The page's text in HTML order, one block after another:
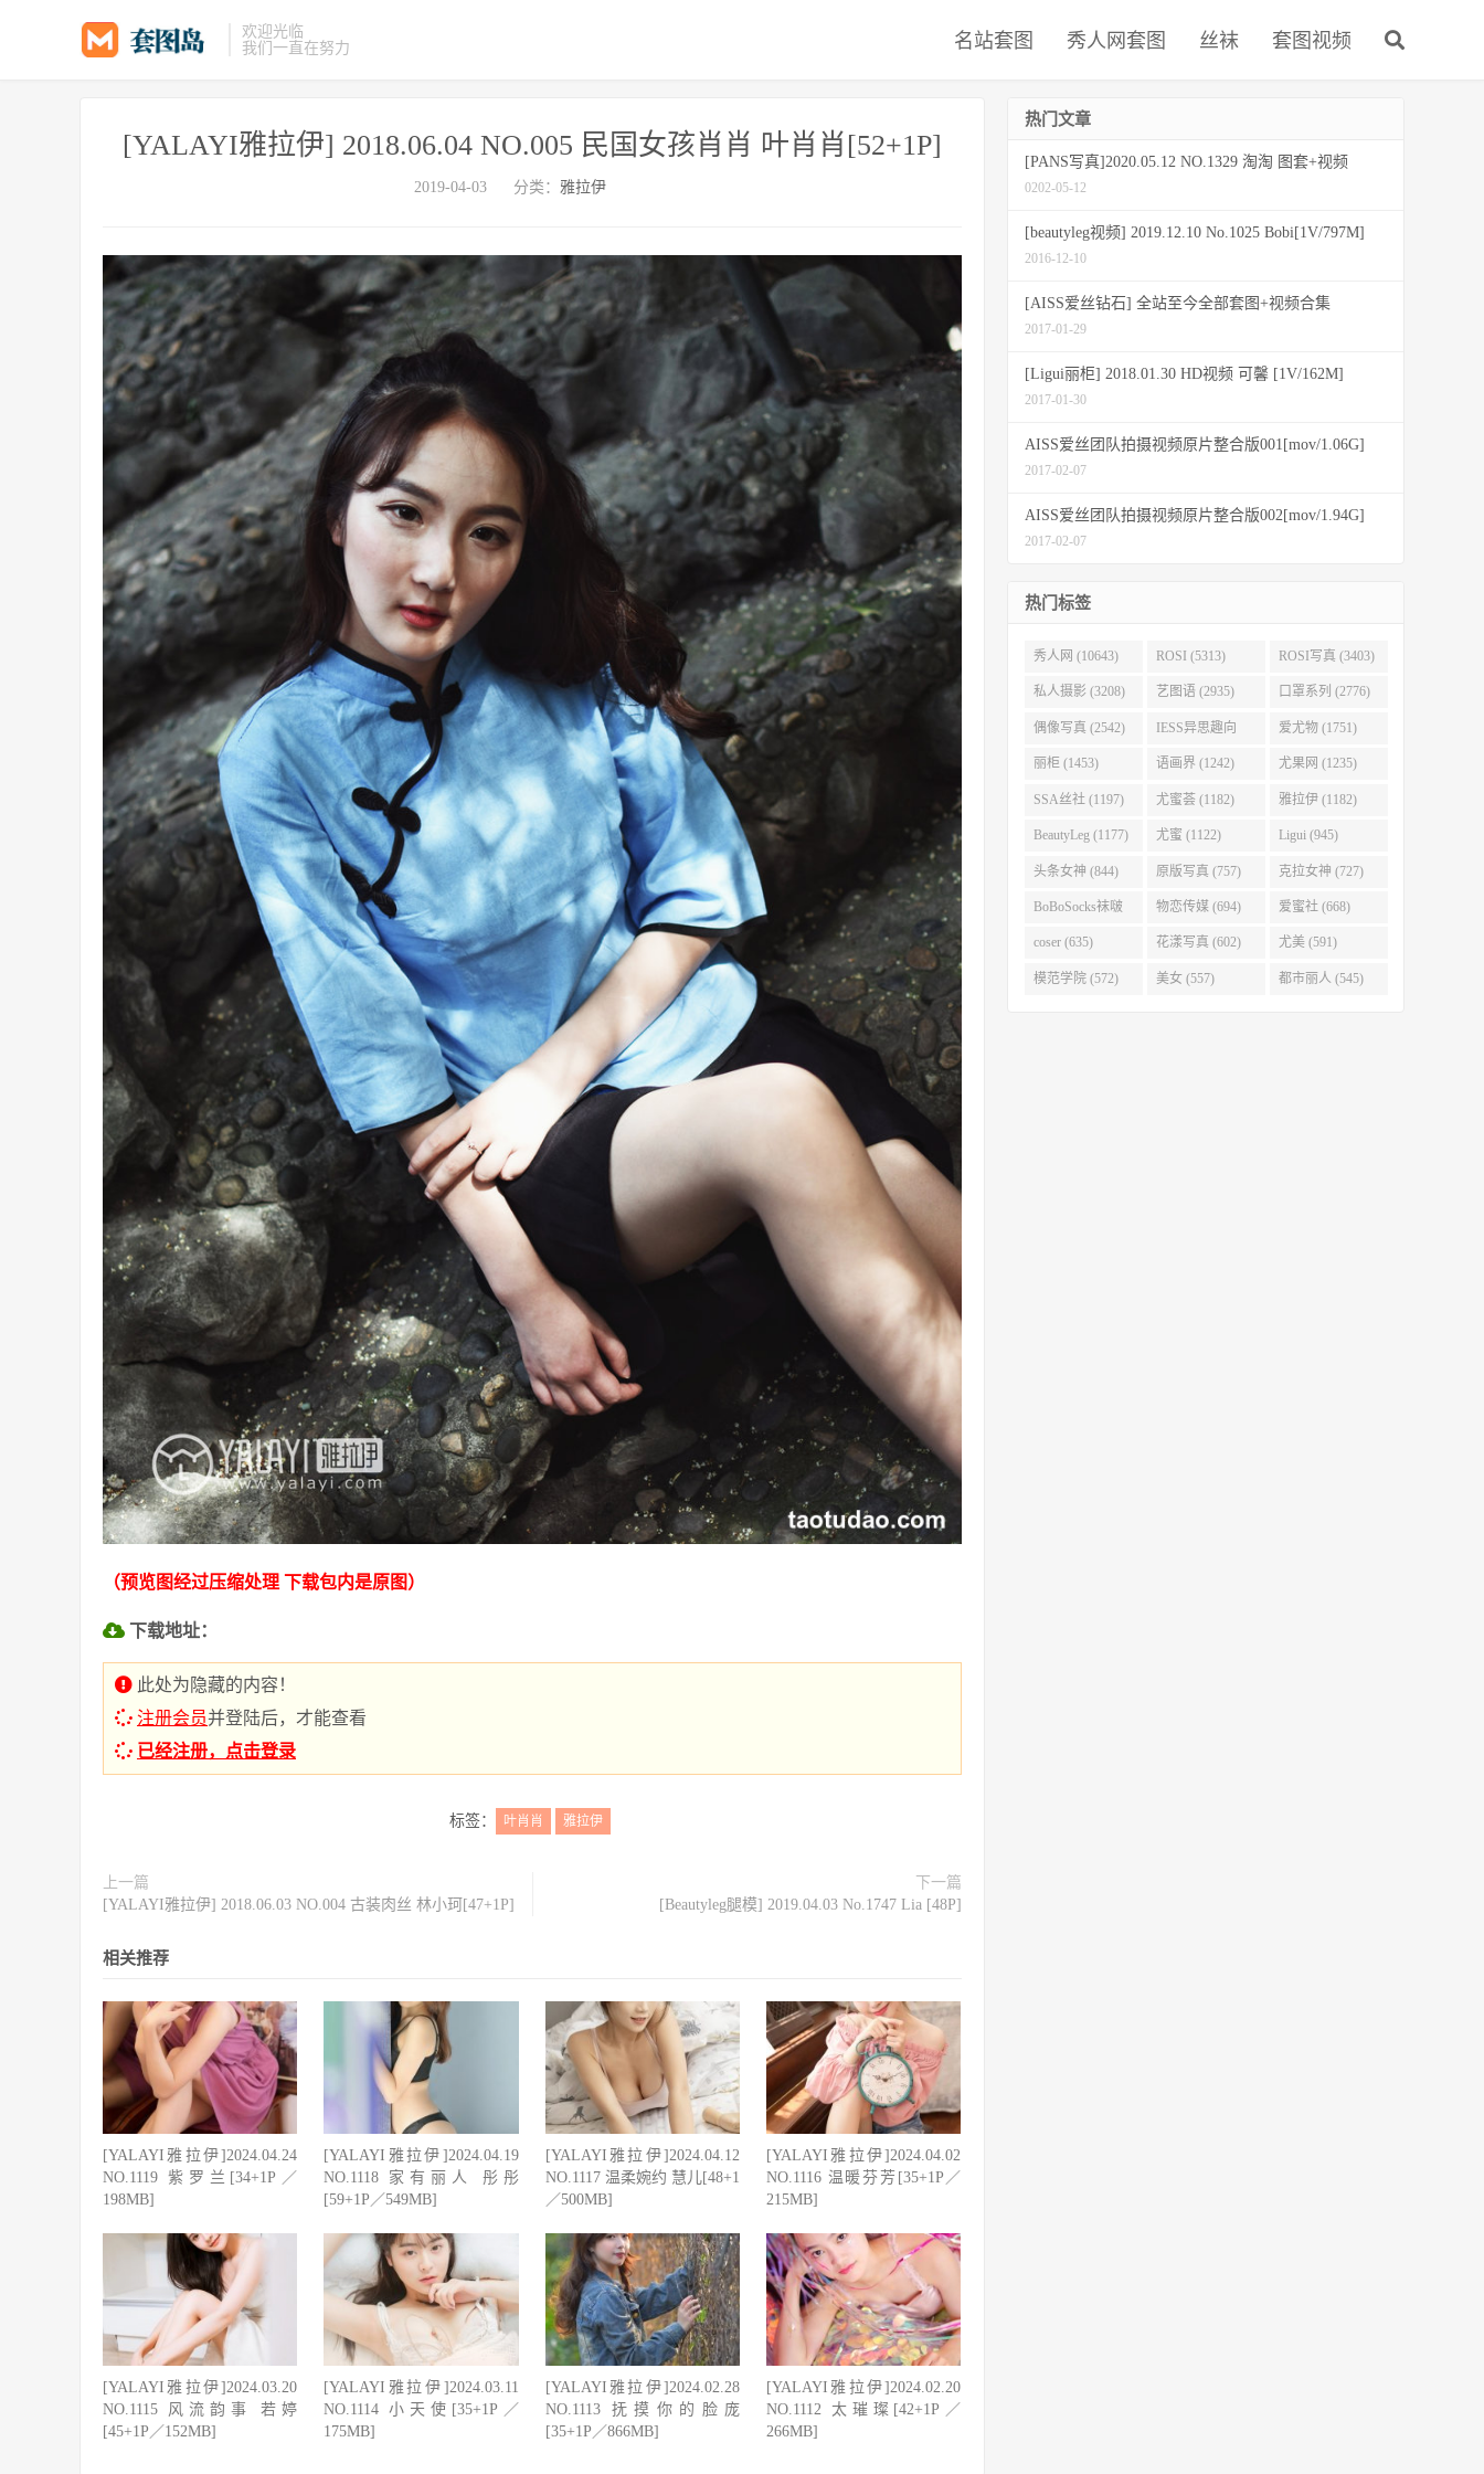
欢迎光临
我们一直在努力
名站套图 秀人网套图 丝袜 套图视频
[YALAYI雅拉伊] 2018.06.04 NO.005 民国女孩肖肖 叶肖肖[52+1P]
2019-04-03 分类： 雅拉伊
（预览图经过压缩处理 下载包内是原图）
下载地址：
此处为隐藏的内容！
注册会员并登陆后，才能查看
已经注册，点击登录
标签： 叶肖肖 雅拉伊
上一篇
[YALAYI雅拉伊] 2018.06.03 NO.004 古装肉丝 林小珂[47+1P]
下一篇
[Beautyleg腿模] 2019.04.03 No.1747 Lia [48P]
相关推荐
[YALAYI雅拉伊]2024.04.24
NO.1119 紫罗兰[34+1P／
198MB]
[YALAYI雅拉伊]2024.04.19
NO.1118 家有丽人 彤彤
[59+1P／549MB]
[YALAYI雅拉伊]2024.04.12
NO.1117 温柔婉约 慧儿[48+1
／500MB]
[YALAYI雅拉伊]2024.04.02
NO.1116 温暖芬芳[35+1P／
215MB]
[YALAYI雅拉伊]2024.03.20
NO.1115 风流韵事 若婷
[45+1P／152MB]
[YALAYI雅拉伊]2024.03.11
NO.1114 小天使[35+1P／
175MB]
[YALAYI雅拉伊]2024.02.28
NO.1113 抚摸你的脸庞
[35+1P／866MB]
[YALAYI雅拉伊]2024.02.20
NO.1112 太璀璨[42+1P／
266MB]
热门文章
[PANS写真]2020.05.12 NO.1329 淘淘 图套+视频
0202-05-12
[beautyleg视频] 2019.12.10 No.1025 Bobi[1V/797M]
2016-12-10
[AISS爱丝钻石] 全站至今全部套图+视频合集
2017-01-29
[Ligui丽柜] 2018.01.30 HD视频 可馨 [1V/162M]
2017-01-30
AISS爱丝团队拍摄视频原片整合版001[mov/1.06G]
2017-02-07
AISS爱丝团队拍摄视频原片整合版002[mov/1.94G]
2017-02-07
热门标签
秀人网 (10643) ROSI (5313) ROSI写真 (3403)
私人摄影 (3208) 艺图语 (2935) 口罩系列 (2776)
偶像写真 (2542) IESS异思趣向
(2403)
爱尤物 (1751)
丽柜 (1453) 语画界 (1242) 尤果网 (1235)
SSA丝社 (1197) 尤蜜荟 (1182) 雅拉伊 (1182)
BeautyLeg (1177) 尤蜜 (1122) Ligui (945)
头条女神 (844) 原版写真 (757) 克拉女神 (727)
BoBoSocks袜啵
啵 (707)
物恋传媒 (694) 爱蜜社 (668)
coser (635) 花漾写真 (602) 尤美 (591)
模范学院 (572) 美女 (557) 都市丽人 (545)